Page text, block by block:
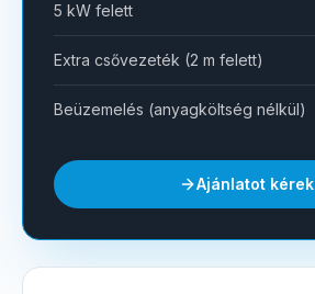
5 kW felett
Extra csővezeték (2 m felett)
Beüzemelés (anyagköltség nélkül)
Ajánlatot kérek